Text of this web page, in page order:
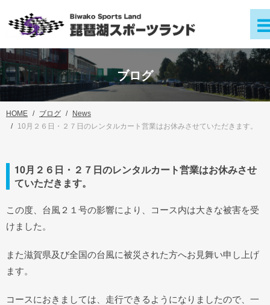
ブログ
HOME ブログ
News
10月２６日・２７日のレンタルカート営業はお休みさせていただきます。
10月２６日・２７日のレンタルカート営業はお休みさせ
ていただきます。
この度、台風２１号の影響により、コース内は大きな被害を受
けました。
また滋賀県及び全国の台風に被災された方へお見舞い申し上げ
ます。
コースにおきましては、走行できるようになりましたので、一